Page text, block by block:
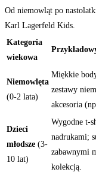
Od niemowląt po
Karl Lagerfeld Kids.
Kategoria
wiekowa
Niemowlęta
(0-2 lata)
Miękkie
zestawy
akcesoria
Dzieci
młodsze (3-
10 lat)
Wygodne t-
nadrukami;
zabawnymi
kolekcją.